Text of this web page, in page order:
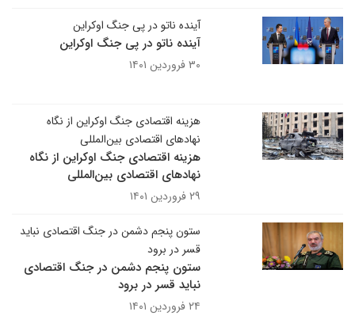
آینده ناتو در پی جنگ اوکراین
آینده ناتو در پی جنگ اوکراین
۳۰ فروردین ۱۴۰۱
هزینه اقتصادی جنگ اوکراین از نگاه
نهادهای اقتصادی بین‌المللی
هزینه اقتصادی جنگ اوکراین از نگاه
نهادهای اقتصادی بین‌المللی
۲۹ فروردین ۱۴۰۱
ستون پنجم‌ دشمن در جنگ اقتصادی نباید
قسر در برود
ستون پنجم‌ دشمن در جنگ اقتصادی
نباید قسر در برود
۲۴ فروردین ۱۴۰۱